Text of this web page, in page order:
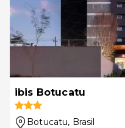
ibis Botucatu
Botucatu, Brasil